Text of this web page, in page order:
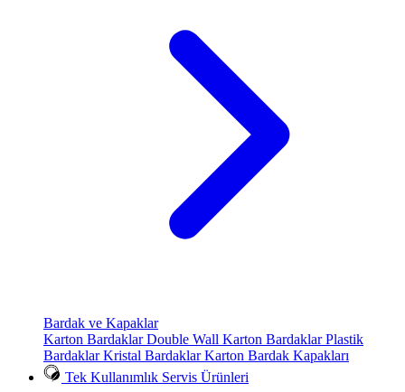
Bardak ve Kapaklar
Karton BardaklarDouble Wall Karton BardaklarPlastik
BardaklarKristal BardaklarKarton Bardak Kapakları
Tek Kullanımlık Servis Ürünleri